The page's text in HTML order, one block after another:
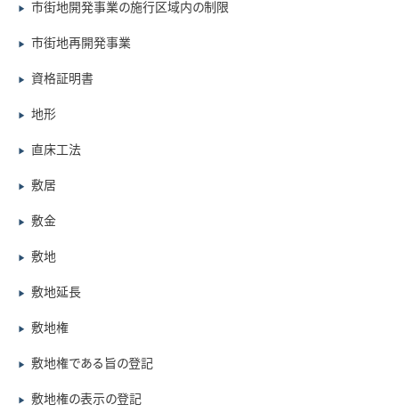
▶ 市街地開発事業の施行区域内の制限
▶ 市街地再開発事業
▶ 資格証明書
▶ 地形
▶ 直床工法
▶ 敷居
▶ 敷金
▶ 敷地
▶ 敷地延長
▶ 敷地権
▶ 敷地権である旨の登記
▶ 敷地権の表示の登記